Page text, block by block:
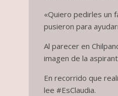
«Quiero pedirles un
pusieron para
Al parecer en
imagen de la
En recorrido que
lee #EsClaudia.